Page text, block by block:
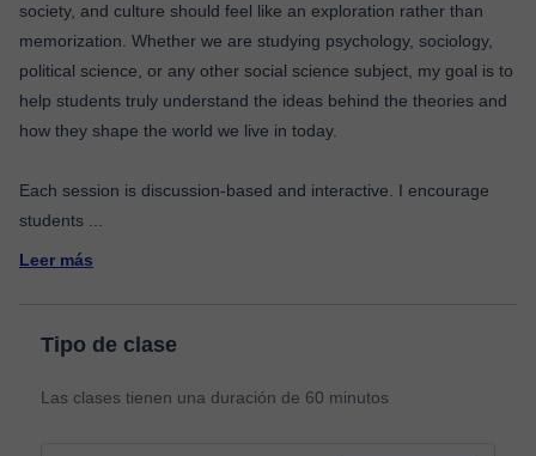
society, and culture should feel like an exploration rather than
memorization. Whether we are studying psychology, sociology,
political science, or any other social science subject, my goal is to
help students truly understand the ideas behind the theories and
how they shape the world we live in today.
Each session is discussion-based and interactive. I encourage
students
Leer más
Tipo de clase
Las clases tienen una duración de 60 minutos